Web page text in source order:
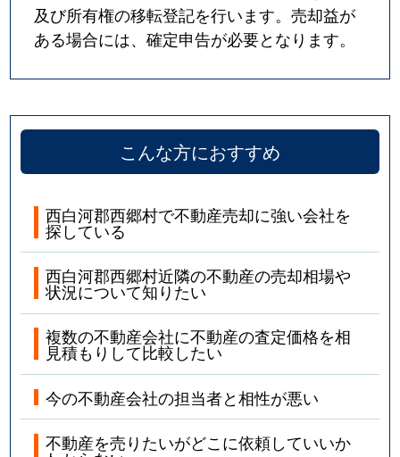
及び所有権の移転登記を行います。売却益が
ある場合には、確定申告が必要となります。
こんな方におすすめ
西白河郡西郷村で不動産売却に強い会社を
探している
西白河郡西郷村近隣の不動産の売却相場や
状況について知りたい
複数の不動産会社に不動産の査定価格を相
見積もりして比較したい
今の不動産会社の担当者と相性が悪い
不動産を売りたいがどこに依頼していいか